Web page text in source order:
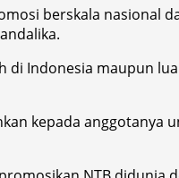
berskala nasional
Indonesia maupun
kepada